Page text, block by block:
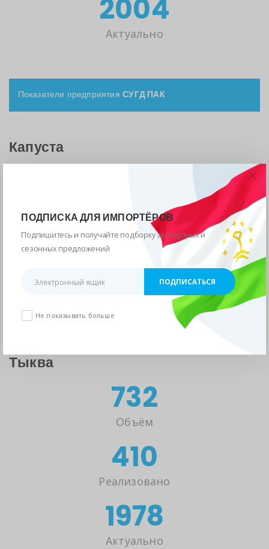
ПОДПИСКА ДЛЯ ИМПОРТЁРОВ
Подпишитесь и получайте подборку экспортных и
сезонных предложений
Не показывать больше
2025год
Актуально
Показатели предприятияСУГД ПАК
Капуста
858
Реализовано
2021
Тыква
748
Объём
419
Реализовано
2021
Актуально